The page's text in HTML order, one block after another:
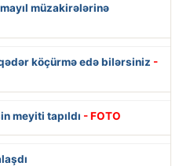
müzakirələrinə
köçürmə edə bilərsiniz -
meyiti tapıldı - FOTO